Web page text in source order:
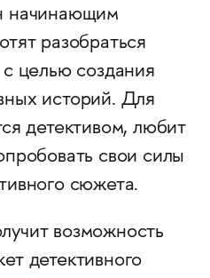
начинающим
разобраться
целью создания
историй. Для
детективом, любит
свои силы
сюжета.
возможность
детективного